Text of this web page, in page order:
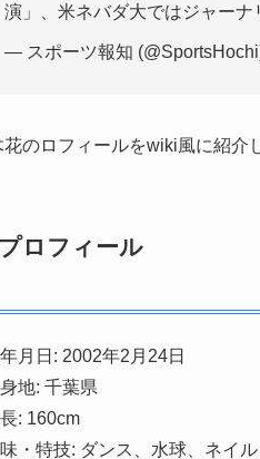
演」、米ネバダ大ではジャーナ
— スポーツ報知
花のロフィールをwiki風に紹介
ロフィール
月日: 2002年2月24日
地: 千葉県
: 160cm
・特技: ダンス、水球、ネイ